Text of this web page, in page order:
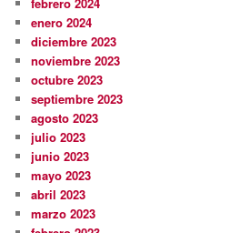
enero 2024
diciembre 2023
noviembre 2023
octubre 2023
septiembre 2023
agosto 2023
julio 2023
junio 2023
mayo 2023
abril 2023
marzo 2023